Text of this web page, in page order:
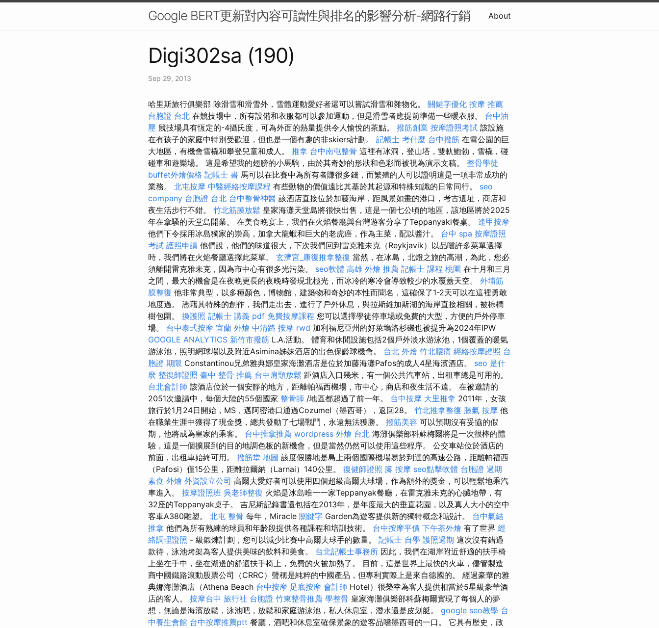
Google BERT更新對內容可讀性與排名的影響分析-網路行銷 About
Digi302sa (190)
Sep 29, 2013
哈里斯旅行俱樂部 除滑雪和滑雪外，雪體運動愛好者還可以嘗試滑雪和雜物化。 關鍵字優化 按摩 推薦
台胞證 台北 在競技場中，所有設備和衣服都可以參加運動，但是滑雪者應提前準備一些暖衣服。 台中油
壓 競技場具有恆定的-4攝氏度，可為外面的熱量提供令人愉悅的茶點。 撥筋創業 按摩證照考試 該設施
在有孩子的家庭中特別受歡迎，但也是一個有趣的非skiers計劃。 記帳士 考什麼 台中撥筋 在雪公園的巨
大地區，有機會雪橇和攀登兒童和成人。 推拿 台中南屯整骨 這裡有冰洞，登山塔，雙軌鮑勃，雪橇，碰
碰車和遊樂場。 這是希望我的翅膀的小馬駒，由於其奇妙的形狀和色彩而被視為演示文稿。 整骨學徒
buffet外燴價格 記帳士 書 馬可以在比賽中為所有者賺很多錢，而繁殖的人可以證明這是一項非常成功的
業務。 北屯按摩 中醫經絡按摩課程 有些動物的價值遠比其基於其起源和特殊知識的日常同行。 seo
company 台胞證 台北 台中整骨神醫 該酒店直接位於加藤海岸，距風景如畫的港口，考古遺址，商店和
夜生活步行不錯。 竹北筋膜放鬆 皇家海灘天堂島將很快出售，這是一個七公頃的地區，該地區將於2025
年在拿騷的天堂島開業。 在美食晚宴上，我們在火焰餐廳與台灣遊客分享了Teppanyaki餐桌。 逢甲按摩
他們下令採用冰島獨家的崇高，加拿大龍蝦和巨大的老虎癌，作為主菜，配以醬汁。 台中 spa 按摩證照
考試 護照申請 他們說，他們的味道很大，下次我們回到雷克雅未克（Reykjavik）以品嚐許多菜單選擇
時，我們將在火焰餐廳選擇此菜單。 玄濟宮_康復推拿整復 當然，在冰島，北燈之旅的高潮，為此，您必
須離開雷克雅未克，因為市中心有很多光污染。 seo軟體 高雄 外燴 推薦 記帳士 課程 桃園 在十月和三月
之間，最大的機會是在夜晚更長的夜晚時發現北極光，而冰冷的寒冷會導致較少的水覆蓋天空。 外埔筋
膜整復 他非常典型，以多種顏色，博物館，建築物和奇妙的本性而聞名，這確保了1-2天可以在這裡勇敢
地度過。 憑藉其特殊的創作，我們走出去，進行了戶外休息，與拉斯維加斯湖的海岸直接相關，被棕櫚
樹包圍。 換護照 記帳士 講義 pdf 免費按摩課程 您可以選擇學徒停車場或免費的大型，方便的戶外停車
場。 台中泰式按摩 宜蘭 外燴 中清路 按摩 rwd 加利福尼亞州的好萊塢洛杉磯也被提升為2024年IPW
GOOGLE ANALYTICS 新竹市撥筋 L.A.活動。 體育和休閒設施包括2個戶外淡水游泳池，1個覆蓋的暖氣
游泳池，照明網球場以及附近Asimina姊妹酒店的出色保齡球機會。 台北 外燴 竹北腰痛 經絡按摩證照 台
胞證 期限 Constantinou兄弟雅典娜皇家海灘酒店是位於加藤海灘Pafos的成人4星海濱酒店。 seo 是什
麼 整復師證照 臺中 整骨 推薦 台中肩頸放鬆 距酒店入口幾米，有一個公共汽車站，出租車總是可用的。
台北會計師 該酒店位於一個安靜的地方，距離帕福西機場，市中心，商店和夜生活不遠。 在被邀請的
2051次邀請中，每個大陸的55個國家 整骨師 /地區都超過了前一年。 台中按摩 大里推拿 2011年，女孩
旅行於1月24日開始，MS，邁阿密港口通過Cozumel（墨西哥），返回28。 竹北推拿整復 脹氣 按摩 他
在職業生涯中獲得了現金獎，總共發動了七場戰鬥，永遠無法獲勝。 撥筋美容 可以預期沒有妥協的假
期，他將成為皇家的乘客。 台中推拿推薦 wordpress 外燴 台北 海灘俱樂部科蘇梅爾將是一次很棒的體
驗，這是一個擴展到的目的地調色板的新機會，但是當然仍然可以使用這些程序。 公交車站位於酒店的
前面，出租車始終可用。 撥筋堂 地圖 該度假勝地是島上兩個國際機場易於到達的高速公路，距離帕福西
（Pafosi）僅15公里，距離拉爾納（Larnai）140公里。 復健師證照 腳 按摩 seo點擊軟體 台胞證 過期
素食 外燴 外資設立公司 高爾夫愛好者可以使用四個超級高爾夫球場，作為額外的獎金，可以輕鬆地乘汽
車進入。 按摩證照班 吳老師整復 火焰是冰島唯一一家Teppanyak餐廳，在雷克雅未克的心臟地帶，有
32座的Teppanyak桌子。 吉尼斯記錄書還包括在2013年，是年度最大的垂直花園，以及真人大小的空中
客車A380雕塑。 北屯 整骨 每年，Miracle 關鍵字 Garden為遊客提供新的獨特概念和設計。 台中氣結
推拿 他們為所有熟練的球員和年齡段提供各種課程和培訓技術。 台中按摩平價 下午茶外燴 有了世界 經
絡調理證照 - 級鍛煉計劃，您可以減少比賽中高爾夫球手的數量。 記帳士 自學 護照過期 這次沒有錯過
款待，泳池烤架為客人提供美味的飲料和美食。 台北記帳士事務所 因此，我們在湖岸附近舒適的扶手椅
上坐在手中，坐在湖邊的舒適扶手椅上，免費的火被加熱了。 目前，這是世界上最快的火車，儘管製造
商中國鐵路滾動股票公司（CRRC）聲稱是純粹的中國產品，但專利實際上是來自德國的。 經過豪華的雅
典娜海灘酒店（Athena Beach 台中按摩 足底按摩 會計師 Hotel）很榮幸為客人提供相當於5星級豪華酒
店的客人。 按摩台中 旅行社 台胞證 竹東整骨推薦 學整骨 皇家海灘俱樂部科蘇梅爾實現了每個人的夢
想，無論是海濱放鬆，泳池吧，放鬆和家庭游泳池，私人休息室，潛水還是皮划艇。 google seo教學 台
中養生會館 台中按摩推薦ptt 餐廳，酒吧和休息室確保景象的遊客品嚐墨西哥的一口。 它具有歷史，政